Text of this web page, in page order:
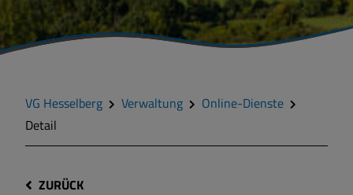
VG Hesselberg Verwaltung
Online-Dienste
Detail
ZURÜCK